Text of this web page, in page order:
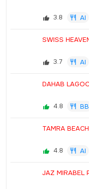
3.8 AI
SWISS
3.7 AI
DAHAB
4.8 BB
TAMRA
4.8 AI
JAZ MIRABEL